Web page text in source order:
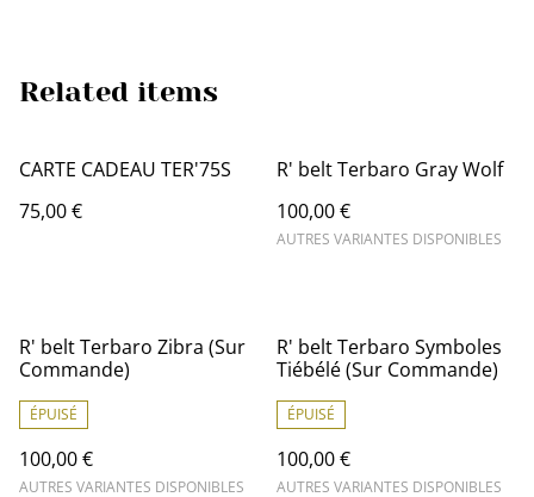
Related items
CARTE CADEAU TER'75S
75,00 €
R' belt Terbaro Gray Wolf
100,00 €
AUTRES VARIANTES DISPONIBLES
R' belt Terbaro Zibra (Sur
Commande)
ÉPUISÉ
100,00 €
AUTRES VARIANTES DISPONIBLES
R' belt Terbaro Symboles
Tiébélé (Sur Commande)
ÉPUISÉ
100,00 €
AUTRES VARIANTES DISPONIBLES